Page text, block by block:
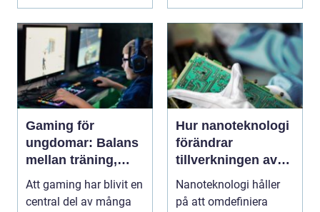
Gaming för
ungdomar: Balans
mellan träning,
skola och socialt
Att gaming har blivit en
central del av många
Hur nanoteknologi
förändrar
tillverkningen av
elektronik
Nanoteknologi håller
på att omdefiniera